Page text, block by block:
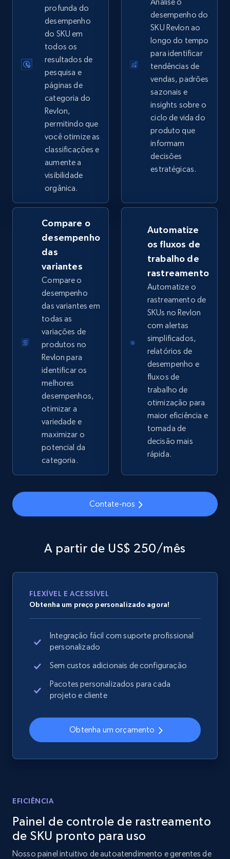
eBay - Collect records by category
URL, Product id, Title, Seller name, Seller rating,
Seller reviews, Breadcrumbs, Root category, and
more.
2.5K+ Comece agora
Google Shopping
URL, Product id, Title, Product description,
Rating, Reviews count, Images, Variations, and
more.
Comece agora
Google Shopping - collects products from
web using keywords
URL, Product id, Title, Product description,
Rating, Reviews count, Images, Variations, and
more.
2.4K+ Comece agora
Amazon products global dataset
Title, Seller name, Brand, Description, Initial
price, Currency, Availability, Reviews count, and
more.
2.1K+ 375+ Comece agora
Title, Seller name, Brand, Description, Initial
2.1K+ 375+ Comece agora
Collecting products by keyword search
Title, Seller name, Brand, Description, Initial
price, Currency, Availability, Reviews count, and
Comece agora
products by best sellers category URL
Title, Seller name, Brand, Description, Initial
price, Currency, Availability, Reviews count, and
more.
profunda do
desempenho
do SKU em
todos os
resultados de
pesquisa e
páginas de
categoria do
Revlon,
permitindo que
você otimize as
classificações e
aumente a
visibilidade
orgânica.
desempenho do
SKU Revlon ao
longo do tempo
para identificar
tendências de
vendas, padrões
sazonais e
insights sobre o
ciclo de vida do
produto que
informam
decisões
estratégicas.
Compare o
desempenho
das
variantes
Compare o
desempenho
das variantes em
todas as
variações de
produtos no
Revlon para
identificar os
melhores
desempenhos,
otimizar a
variedade e
maximizar o
potencial da
categoria.
Automatize
os fluxos de
trabalho de
rastreamento
Automatize o
rastreamento de
SKUs no Revlon
com alertas
simplificados,
relatórios de
desempenho e
fluxos de
trabalho de
otimização para
maior eficiência e
tomada de
decisão mais
rápida.
Contate-nos
A partir de US$ 250/mês
FLEXÍVEL E ACESSÍVEL
Obtenha um preço personalizado agora!
Integração fácil com suporte profissional
personalizado
Sem custos adicionais de configuração
Pacotes personalizados para cada
projeto e cliente
Obtenha um orçamento
EFICIÊNCIA
Painel de controle de rastreamento
de SKU pronto para uso
Nosso painel intuitivo de autoatendimento e gerentes de